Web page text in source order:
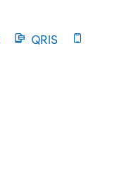
QRIS